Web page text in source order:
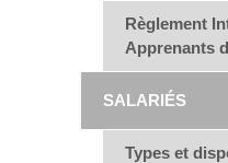
Règlement
Apprenants
SALARIÉS
Types et